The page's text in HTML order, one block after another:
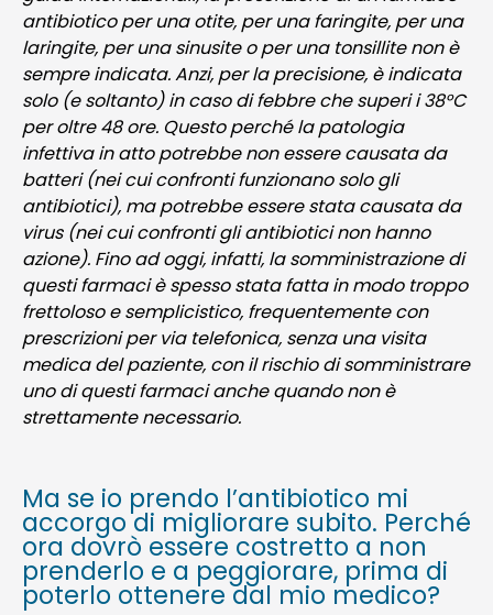
antibiotico per una otite, per una faringite, per una
laringite, per una sinusite o per una tonsillite non è
sempre indicata. Anzi, per la precisione, è indicata
solo (e soltanto) in caso di febbre che superi i 38°C
per oltre 48 ore. Questo perché la patologia
infettiva in atto potrebbe non essere causata da
batteri (nei cui confronti funzionano solo gli
antibiotici), ma potrebbe essere stata causata da
virus (nei cui confronti gli antibiotici non hanno
azione). Fino ad oggi, infatti, la somministrazione di
questi farmaci è spesso stata fatta in modo troppo
frettoloso e semplicistico, frequentemente con
prescrizioni per via telefonica, senza una visita
medica del paziente, con il rischio di somministrare
uno di questi farmaci anche quando non è
strettamente necessario.
Ma se io prendo l’antibiotico mi
accorgo di migliorare subito. Perché
ora dovrò essere costretto a non
prenderlo e a peggiorare, prima di
poterlo ottenere dal mio medico?